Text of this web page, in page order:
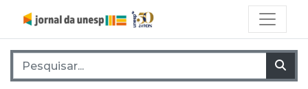
Pesquisar por: